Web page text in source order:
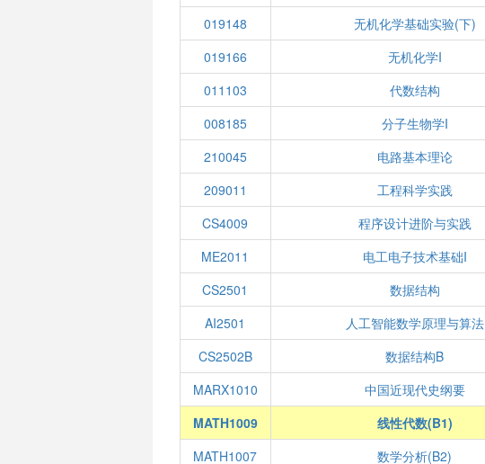
019148
无机化学基础实验(下)
019166
无机化学I
011103
代数结构
008185
分子生物学I
210045
电路基本理论
209011
工程科学实践
CS4009
程序设计进阶与实践
ME2011
电工电子技术基础I
CS2501
数据结构
AI2501
人工智能数学原理与算法
CS2502B
数据结构B
MARX1010
中国近现代史纲要
MATH1009
线性代数(B1)
MATH1007
数学分析(B2)